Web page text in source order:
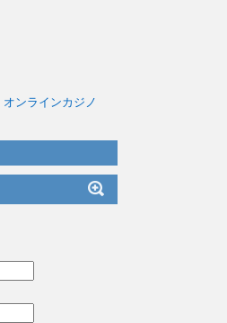
オンラインカジノ